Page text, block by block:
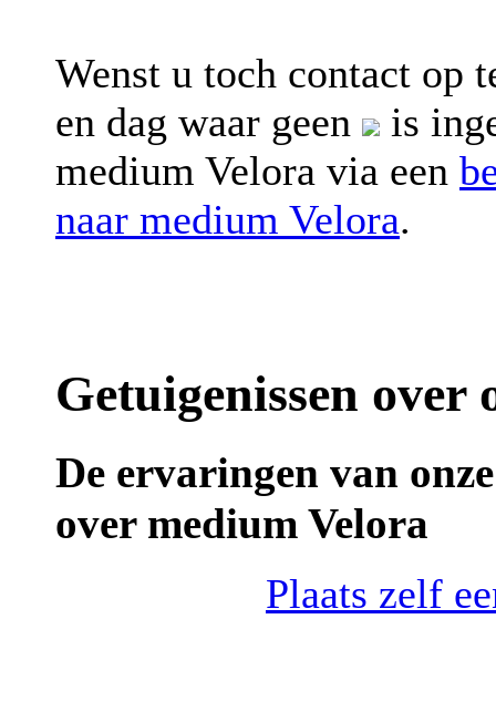
Wenst u toch contact op
en dag waar geen
is
medium Velora via een
naar medium Velora.
Getuigenissen over
De ervaringen van
over medium Velora
Plaats zelf